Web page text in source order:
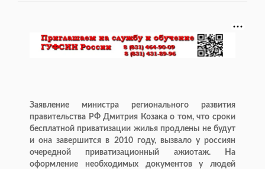
Заявление министра регионального развития
правительства РФ Дмитрия Козака о том, что сроки
бесплатной приватизации жилья продлены не будут
и она завершится в 2010 году, вызвало у россиян
очередной приватизационный ажиотаж. На
оформление необходимых документов у людей